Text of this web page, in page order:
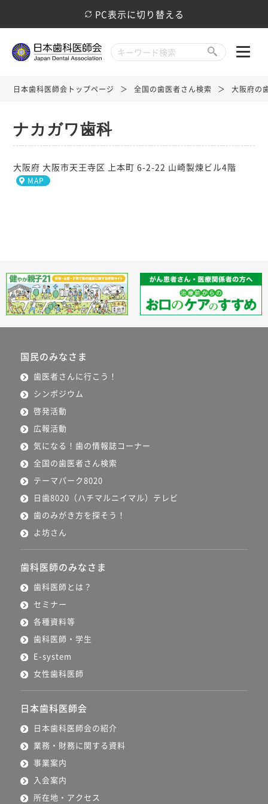
PC表示に切り替える
日本歯科医師会トップページ 全国の歯医者さん検索 大阪府の
ナカガワ歯科
大阪府 大阪市天王寺区 上本町 6-2-22 山崎製煉ビル4階
MAP
国民のみなさま
歯医者さんに行こう！
シンポジウム
啓発活動
広報活動
気になる！歯の情報誌コーナー
全国の歯医者さん検索
テーマパーク8020
日歯8020（ハチマルニイマル）テレビ
歯のみがき方を探そう！
よ坊さん
歯科医師のみなさま
歯科医師とは？
セミナー
各種資料等
歯科医師・学生
E-system
女性歯科医師
日本歯科医師会
日本歯科医師会の紹介
業務・財務に関する資料
事業案内
入会案内
所在地・アクセス